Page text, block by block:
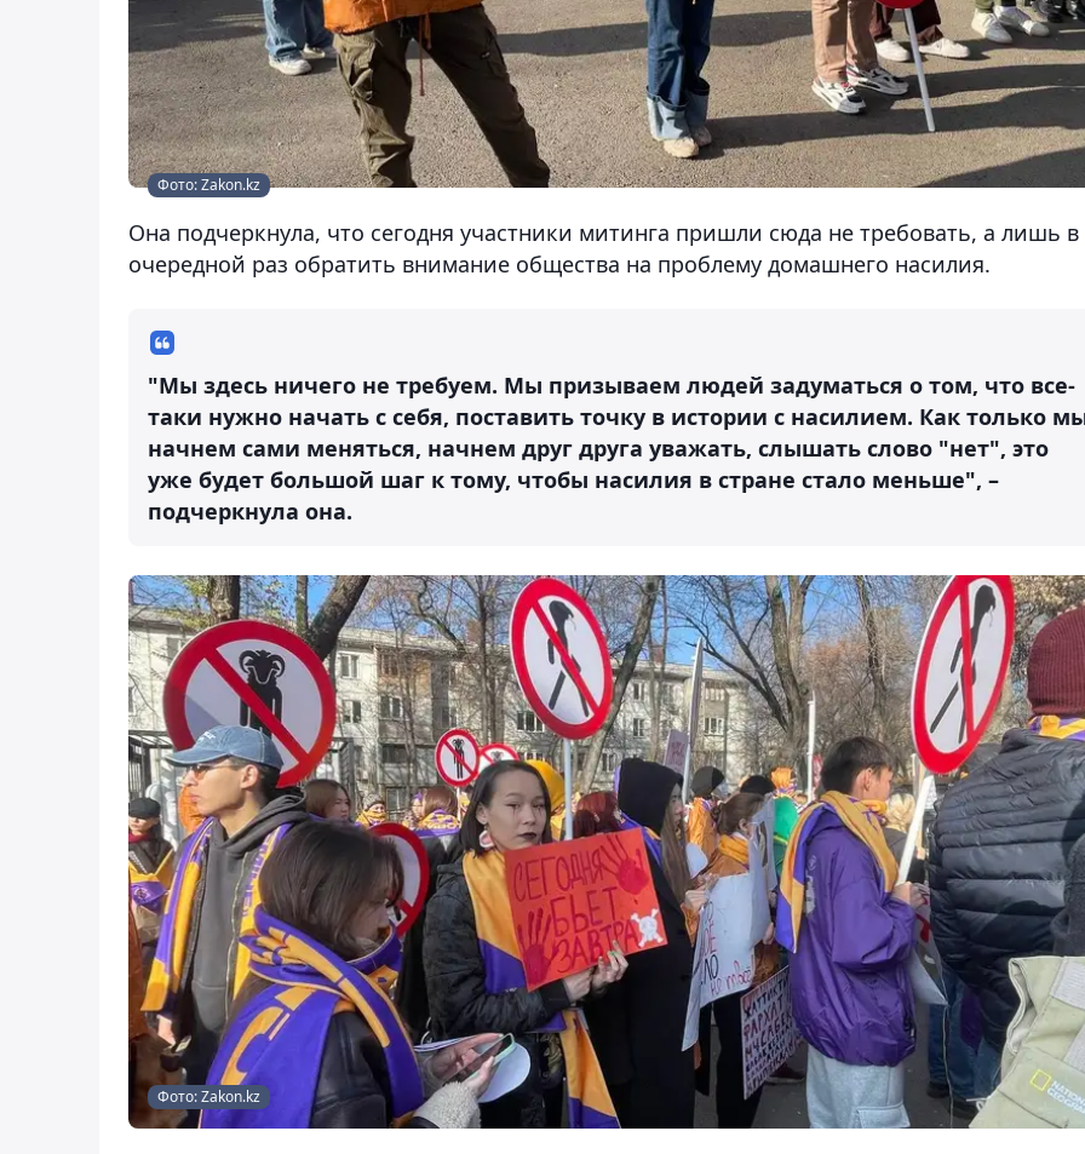
Фото: Zakon.kz
Она подчеркнула, что сегодня участники митинга пришли сюда не требовать, а лишь в
очередной раз обратить внимание общества на проблему домашнего насилия.
"Мы здесь ничего не требуем. Мы призываем людей задуматься о том, что все-
таки нужно начать с себя, поставить точку в истории с насилием. Как только
начнем сами меняться, начнем друг друга уважать, слышать слово "нет", это
уже будет большой шаг к тому, чтобы насилия в стране стало меньше", –
подчеркнула она.
Фото: Zakon.kz